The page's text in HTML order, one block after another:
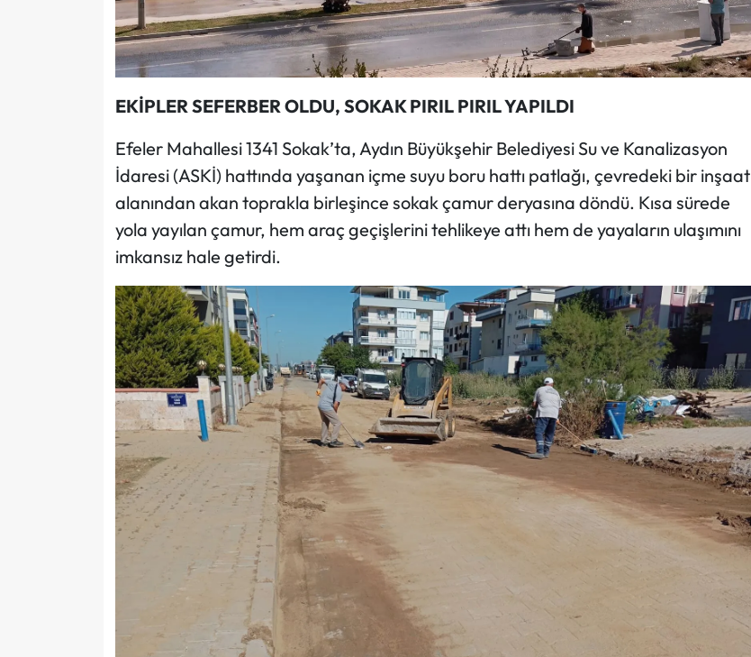
EKİPLER SEFERBER OLDU, SOKAK PIRIL PIRIL YAPILDI
Efeler Mahallesi 1341 Sokak’ta, Aydın Büyükşehir Belediyesi Su ve Kanalizasyon
İdaresi (ASKİ) hattında yaşanan içme suyu boru hattı patlağı, çevredeki bir inşaat
alanından akan toprakla birleşince sokak çamur deryasına döndü. Kısa sürede
yola yayılan çamur, hem araç geçişlerini tehlikeye attı hem de yayaların ulaşımını
imkansız hale getirdi.